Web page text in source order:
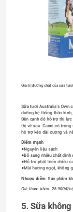
Giá trị dưỡng chất của sữa
Sữa tươi Australia’s Own
dưỡng hệ thống thần
Bên cạnh đó hỗ trợ thị lực
thị về sau. Canxi có trong
hỗ trợ kéo dài xương và
Điểm mạnh
●Nguyên liệu sạch
●Bổ sung nhiều chất dinh
●Hỗ trợ phát triển chiều
●Mùi hương ngọt, không
Nhược điểm: Sản phẩm
Giá tham khảo: 26.900đ/
5. Sữa